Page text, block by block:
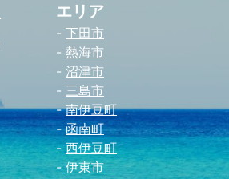
エリア
下田市
熱海市
沼津市
三島市
南伊豆町
函南町
西伊豆町
伊東市